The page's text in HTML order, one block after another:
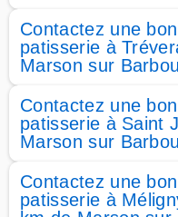
Contactez une
patisserie à
Marson sur
Contactez une
patisserie à Saint
Marson sur
Contactez une
patisserie à